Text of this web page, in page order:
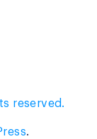
reserved.
.